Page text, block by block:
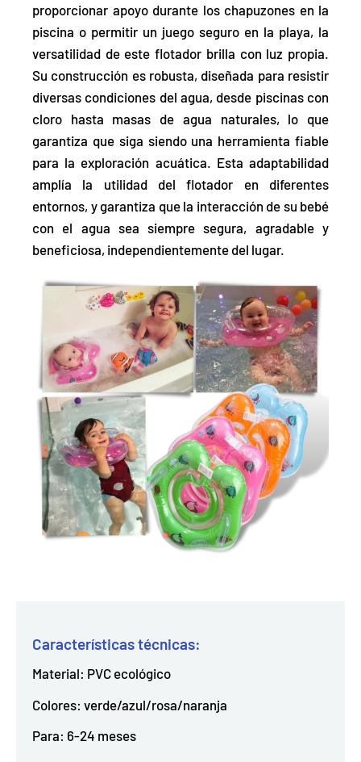
proporcionar apoyo durante los chapuzones en la
piscina o permitir un juego seguro en la playa, la
versatilidad de este flotador brilla con luz propia.
Su construcción es robusta, diseñada para resistir
diversas condiciones del agua, desde piscinas con
cloro hasta masas de agua naturales, lo que
garantiza que siga siendo una herramienta fiable
para la exploración acuática. Esta adaptabilidad
amplía la utilidad del flotador en diferentes
entornos, y garantiza que la interacción de su bebé
con el agua sea siempre segura, agradable y
beneficiosa, independientemente del lugar.
Características técnicas:
Material: PVC ecológico
Colores: verde/azul/rosa/naranja
Para: 6-24 meses